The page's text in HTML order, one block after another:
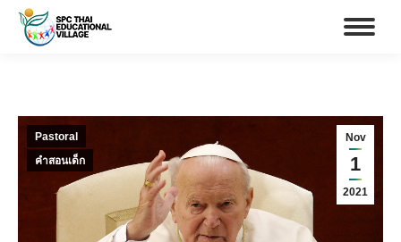
Nov
1
2021
Pastoral
คำสอนเด็ก